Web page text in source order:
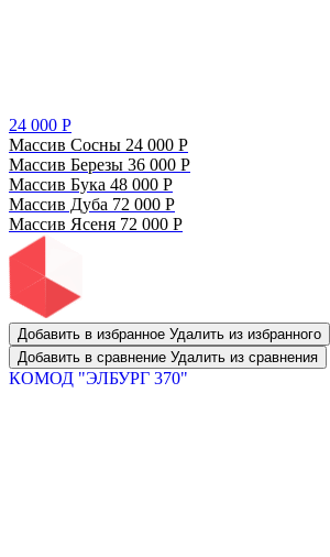
24 000 Р
Массив Сосны 24 000 Р
Массив Березы 36 000 Р
Массив Бука 48 000 Р
Массив Дуба 72 000 Р
Массив Ясеня 72 000 Р
Добавить в избранное Удалить из избранного
Добавить в сравнение Удалить из сравнения
КОМОД "ЭЛБУРГ 370"